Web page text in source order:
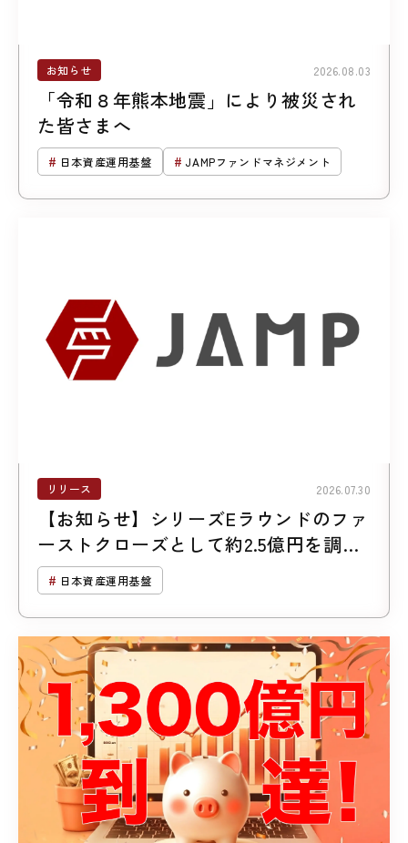
お知らせ 2026.08.03
「令和８年熊本地震」により被災され
た皆さまへ
日本資産運用基盤 JAMPファンドマネジメント
リリース 2026.07.30
【お知らせ】シリーズEラウンドのファ
ーストクローズとして約2.5億円を調達
しました
日本資産運用基盤